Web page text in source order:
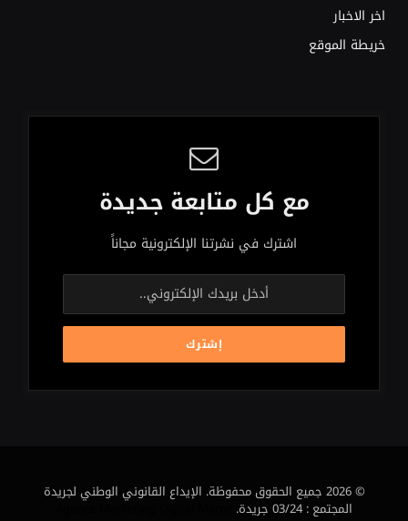
اخر الاخبار
خريطة الموقع
مع كل متابعة جديدة
اشترك في نشرتنا الإلكترونية مجاناً
© 2026 جميع الحقوق محفوظة. الإيداع القانوني الوطني لجريدة
المجتمع : 03/24 جريدة. Agence Marketing Digital Maroc